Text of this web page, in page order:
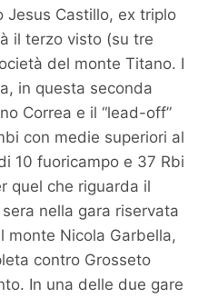
Jesus Castillo, ex triplo
il terzo visto (su tre
del monte Titano. I
in questa seconda
Correa e il “lead-off”
con medie superiori al
10 fuoricampo e 37 Rbi
quel che riguarda il
nella gara riservata
monte Nicola Garbella,
contro Grosseto
In una delle due gare